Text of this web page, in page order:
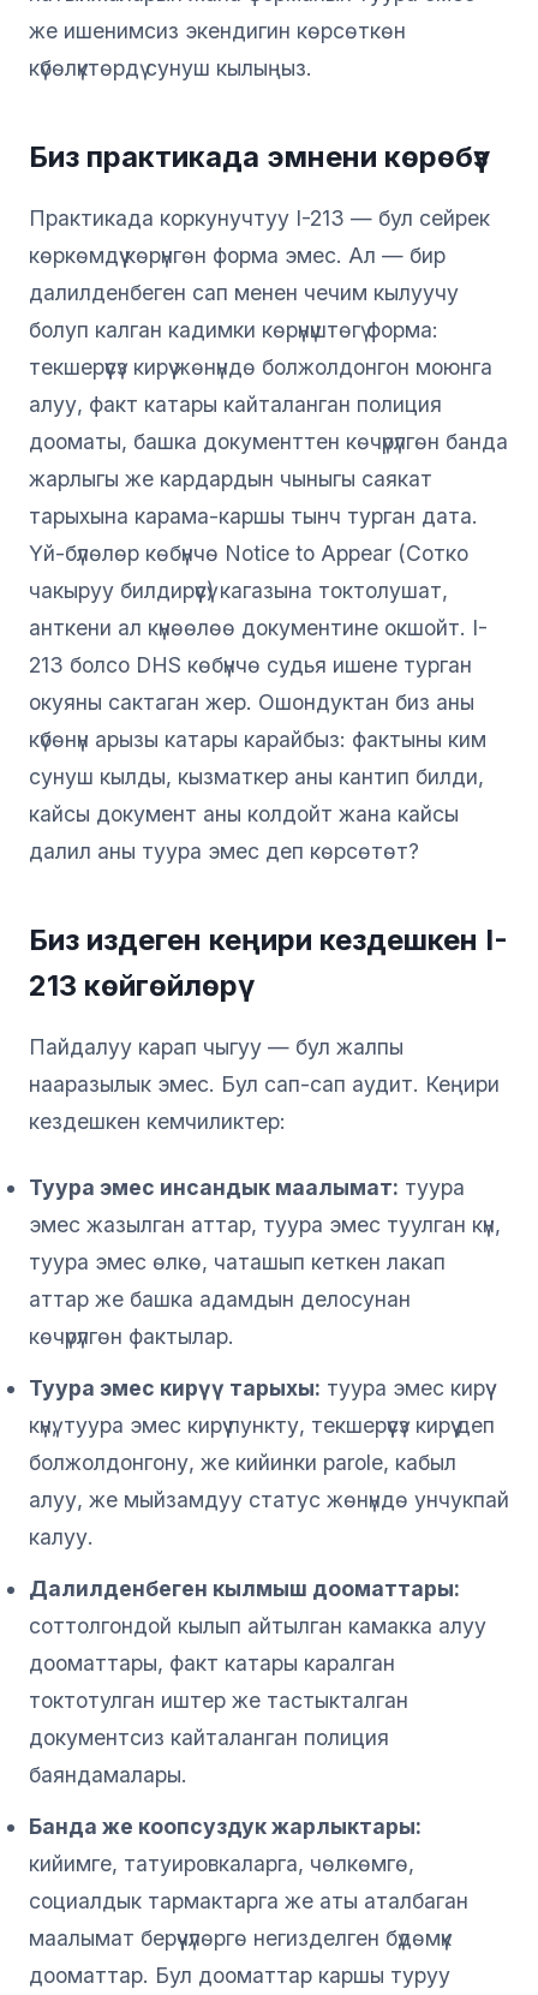
же ишенимсиз экендигин көрсөткөн
күбөлүктөрдү сунуш кылыңыз.
Биз практикада эмнени көрөбүз
Практикада коркунучтуу I-213 — бул сейрек
көркөмдүү көрүнгөн форма эмес. Ал — бир
далилденбеген сап менен чечим кылуучу
болуп калган кадимки көрүнүштөгү форма:
текшерүүсүз кирүү жөнүндө болжолдонгон моюнга
алуу, факт катары кайталанган полиция
дооматы, башка документтен көчүрүлгөн банда
жарлыгы же кардардын чыныгы саякат
тарыхына карама-каршы тынч турган дата.
Үй-бүлөлөр көбүнчө Notice to Appear (Сотко
чакыруу билдирүүсү) кагазына токтолушат,
анткени ал күнөөлөө документине окшойт. I-
213 болсо DHS көбүнчө судья ишене турган
окуяны сактаган жер. Ошондуктан биз аны
күбөнүн арызы катары карайбыз: фактыны ким
сунуш кылды, кызматкер аны кантип билди,
кайсы документ аны колдойт жана кайсы
далил аны туура эмес деп көрсөтөт?
Биз издеген кеңири кездешкен I-
213 көйгөйлөрү
Пайдалуу карап чыгуу — бул жалпы
нааразылык эмес. Бул сап-сап аудит. Кеңири
кездешкен кемчиликтер:
Туура эмес инсандык маалымат: туура
эмес жазылган аттар, туура эмес туулган күн,
туура эмес өлкө, чаташып кеткен лакап
аттар же башка адамдын делосунан
көчүрүлгөн фактылар.
Туура эмес кирүү тарыхы: туура эмес кирүү
күнү, туура эмес кирүү пункту, текшерүүсүз кирүү деп
болжолдонгону, же кийинки parole, кабыл
алуу, же мыйзамдуу статус жөнүндө унчукпай
калуу.
Далилденбеген кылмыш дооматтары:
соттолгондой кылып айтылган камакка алуу
дооматтары, факт катары каралган
токтотулган иштер же тастыкталган
документсиз кайталанган полиция
баяндамалары.
Банда же коопсуздук жарлыктары:
кийимге, татуировкаларга, чөлкөмгө,
социалдык тармактарга же аты аталбаган
маалымат берүүчүлөргө негизделген бүдөмүк
дооматтар. Бул дооматтар каршы туруу